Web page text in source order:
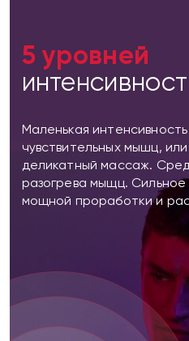
5 уровней
Маленькая
чувствительных мышц,
деликатный массаж.
разогрева мыщц. Сильное
мощной проработки и